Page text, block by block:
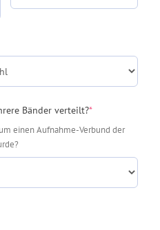
Bänder verteilt?*(required)
einen Aufnahme-Verbund der